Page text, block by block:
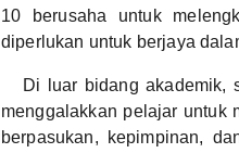
10 berusaha untuk
diperlukan untuk berjaya
Di luar bidang akademik,
menggalakkan pelajar untuk
berpasukan, kepimpinan,